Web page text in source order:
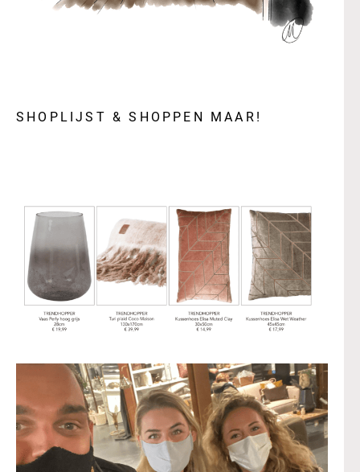
SHOPLIJST & SHOPPEN MAAR!